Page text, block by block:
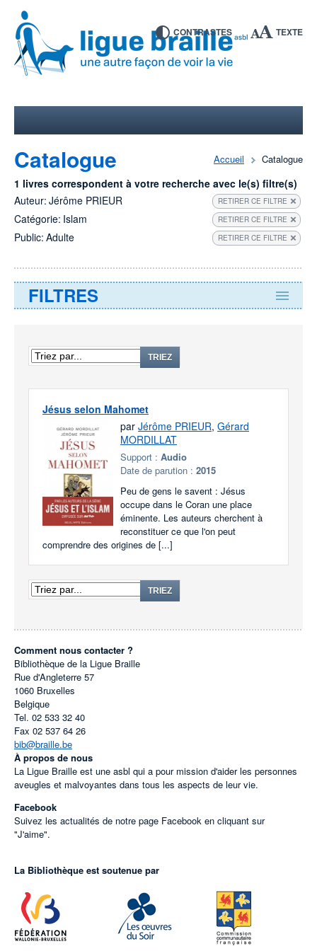
CONTRASTES TEXTE
Accueil Catalogue
Catalogue
1 livres correspondent à votre recherche avec le(s) filtre(s)
Auteur: Jérôme PRIEUR RETIRER CE FILTRE
Catégorie: Islam RETIRER CE FILTRE
Public: Adulte RETIRER CE FILTRE
FILTRES
TRIEZ
Jésus selon Mahomet
par Jérôme PRIEUR, Gérard
MORDILLAT
Support : Audio
Date de parution : 2015
Peu de gens le savent : Jésus
occupe dans le Coran une place
éminente. Les auteurs cherchent à
reconstituer ce que l'on peut
comprendre des origines de [...]
TRIEZ
Comment nous contacter ?
Bibliothèque de la Ligue Braille
Rue d'Angleterre 57
1060 Bruxelles
Belgique
Tel. 02 533 32 40
Fax 02 537 64 26
bib@braille.be
À propos de nous
La Ligue Braille est une asbl qui a pour mission d'aider les personnes
aveugles et malvoyantes dans tous les aspects de leur vie.
Facebook
Suivez les actualités de notre page Facebook en cliquant sur
"J'aime".
La Bibliothèque est soutenue par